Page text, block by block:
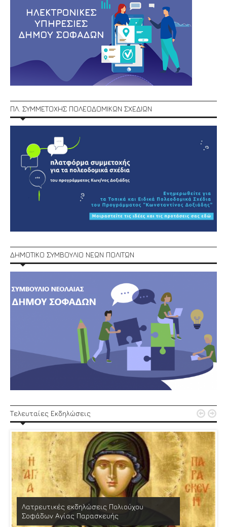
ΠΛ. ΣΥΜΜΕΤΟΧΗΣ ΠΟΛΕΟΔΟΜΙΚΩΝ ΣΧΕΔΙΩΝ
ΔΗΜΟΤΙΚΟ ΣΥΜΒΟΥΛΙΟ ΝΕΩΝ ΠΟΛΙΤΩΝ
Τελευταίες Εκδηλώσεις
Λατρευτικές εκδηλώσεις Πολιούχου
Σοφάδων Αγίας Παρασκευής
 